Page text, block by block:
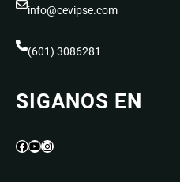
info@cevipse.com
(601) 3086281
SIGANOS EN
Facebook YouTube Instagram